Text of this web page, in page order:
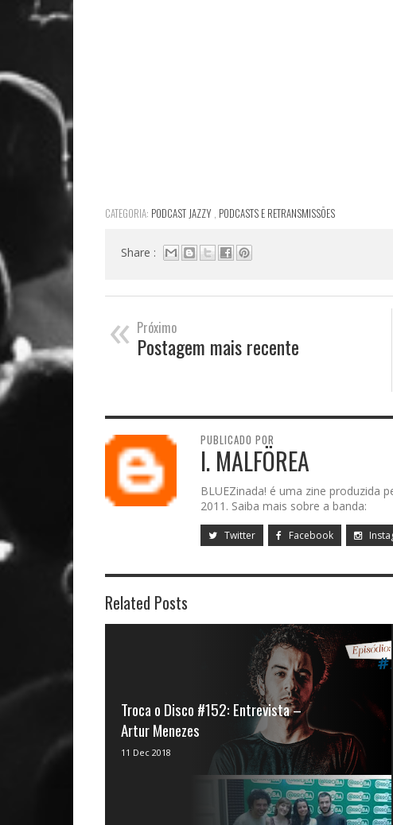
CATEGORIA: PODCAST JAZZY , PODCASTS E RETRANSMISSÕES
Share :
« Próximo
Postagem mais recente
PUBLICADO POR
I. MALFÖREA
BLUEZinada! é uma zine produzida
2011. Saiba mais sobre a banda:
Twitter Facebook
Related Posts
Troca o Disco #152: Entrevista –
Artur Menezes
Neste episódio João Paulo , Henrique
Machado e Bruno Hiago batem ...
11 Dec 2018